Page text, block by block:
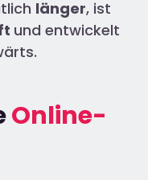
länger, ist
und entwickelt
Online-